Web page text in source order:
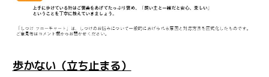
歩かない（立ち止まる）